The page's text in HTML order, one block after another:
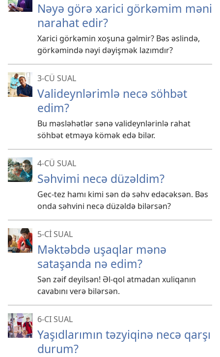
Nəyə görə xarici görkəmim məni
narahat edir?
Xarici görkəmin xoşuna gəlmir? Bəs əslində,
görkəmində nəyi dəyişmək lazımdır?
3-CÜ SUAL
Valideynlərimlə necə söhbət
edim?
Bu məsləhətlər sənə valideynlərinlə rahat
söhbət etməyə kömək edə bilər.
4-CÜ SUAL
Səhvimi necə düzəldim?
Gec-tez hamı kimi sən də səhv edəcəksən. Bəs
onda səhvini necə düzəldə bilərsən?
5-Cİ SUAL
Məktəbdə uşaqlar mənə
sataşanda nə edim?
Sən zəif deyilsən! Əl-qol atmadan xuliqanın
cavabını verə bilərsən.
6-CI SUAL
Yaşıdlarımın təzyiqinə necə qarşı
durum?